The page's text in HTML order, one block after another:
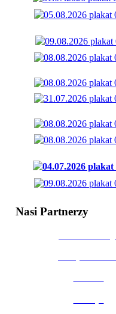
Nasi Partnerzy